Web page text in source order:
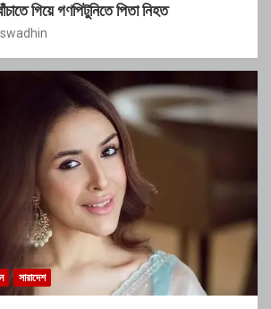
গিয়ে গণপিটুনিতে পিতা নিহত
swadhin
সারাদেশ